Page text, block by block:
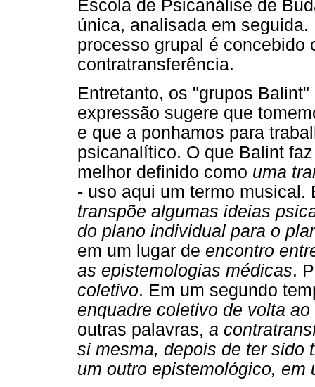
Escola de Psicanálise de
única, analisada em
processo grupal é concebido
contratransferência.
Entretanto, os "grupos
expressão sugere que
e que a ponhamos para
psicanalítico. O que Balint
melhor definido como uma
- uso aqui um termo musical.
transpõe algumas ideias
do plano individual para o
em um lugar de encontro
as epistemologias médicas.
coletivo. Em um segundo
enquadre coletivo de volta
outras palavras, a
si mesma, depois de ter sido
um outro epistemológico, em